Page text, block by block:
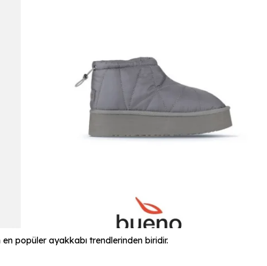
en popüler ayakkabı trendlerinden biridir.